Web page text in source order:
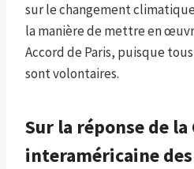
sur le changement
la manière de mettre en
Accord de Paris, puisque
sont volontaires.
Sur la réponse de la
interaméricaine